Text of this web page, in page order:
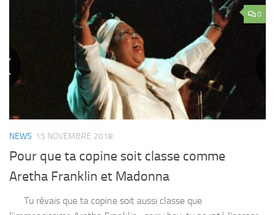
0
NEWS 15 NOVEMBRE 2018
Pour que ta copine soit classe comme
Aretha Franklin et Madonna
Tu rêvais que ta copine soit aussi classe que